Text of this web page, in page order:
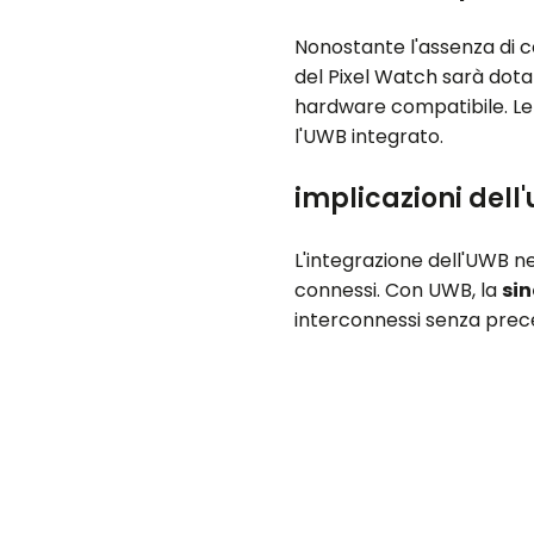
Nonostante l'assenza di
del Pixel Watch sarà
hardware compatibile.
l'UWB integrato.
implicazioni
L'integrazione dell'UWB
connessi. Con UWB, la
interconnessi senza